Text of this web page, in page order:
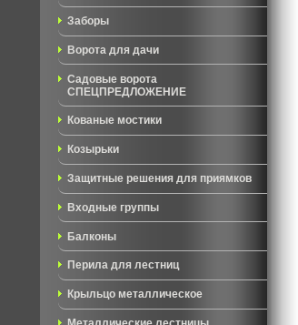
Заборы
Ворота для дачи
Садовые ворота
СПЕЦПРЕДЛОЖЕНИЕ
Кованые мостики
Козырьки
Защитные решения для приямков
Входные группы
Балконы
Перила для лестниц
Крыльцо металлическое